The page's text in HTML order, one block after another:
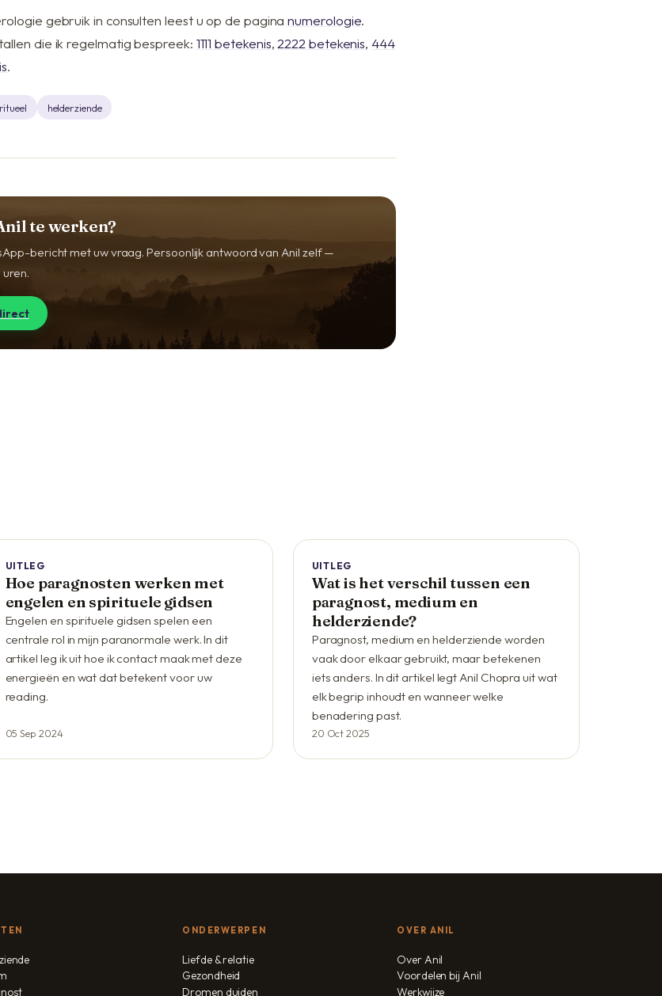
gebruik in consulten leest u op de paginanumerologie.
die ik regelmatig bespreek: 1111 betekenis, 2222 betekenis, 444
.
helderziende
te werken?
bericht met uw vraag. Persoonlijk antwoord van Anil zelf —
UITLEG
Hoe paragnosten werken met
engelen en spirituele gidsen
Engelen en spirituele gidsen spelen een
centrale rol in mijn paranormale werk. In dit
artikel leg ik uit hoe ik contact maak met deze
energieën en wat dat betekent voor uw
reading.
05 Sep 2024
UITLEG
Wat is het verschil tussen een
paragnost, medium en
helderziende?
Paragnost, medium en helderziende worden
vaak door elkaar gebruikt, maar betekenen
iets anders. In dit artikel legt Anil Chopra uit wat
elk begrip inhoudt en wanneer welke
benadering past.
20 Oct 2025
ONDERWERPEN
Liefde & relatie
Gezondheid
Dromen duiden
OVER ANIL
Over Anil
Voordelen bij Anil
Werkwijze